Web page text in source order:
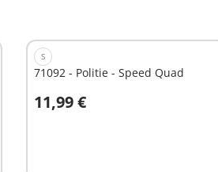
S
71092 - Politie - Speed Quad
11,99 €
In winkelwagen